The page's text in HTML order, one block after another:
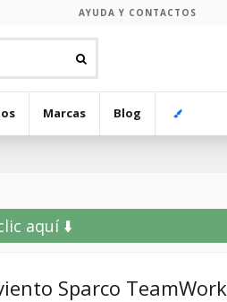
AYUDA Y CONTACTOS
Marcas Blog
aquí ⬇️
Sparco TeamWork